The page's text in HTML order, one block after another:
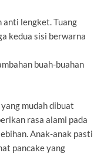
anti lengket. Tuang
kedua sisi berwarna
buah-buahan
mudah dibuat
rasa alami pada
Anak-anak pasti
pancake yang